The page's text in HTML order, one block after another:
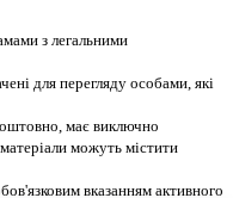
з легальними
для перегляду особами, які
має виключно
можуть містити
вказанням активного